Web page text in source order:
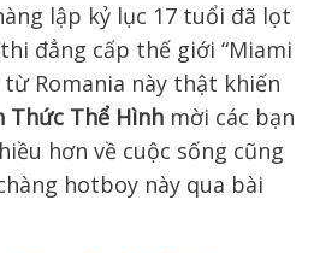
lập kỷ lục 17 tuổi đã lọt
đẳng cấp thế giới “Miami
từ Romania này thật khiến
Thức Thể Hình mời các bạn
hơn về cuộc sống cũng
hotboy này qua bài